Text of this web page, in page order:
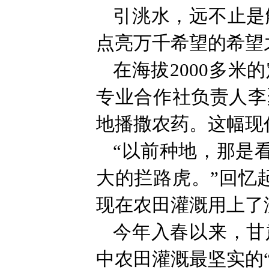
引洮水，远不止
点亮万千希望的希
在海拔2000多米
专业合作社负责人
地播撒农药。这幅
“以前种地，那是
大的拦路虎。”回忆
现在农田灌溉用上
今年入春以来，
中农田灌溉最坚实的